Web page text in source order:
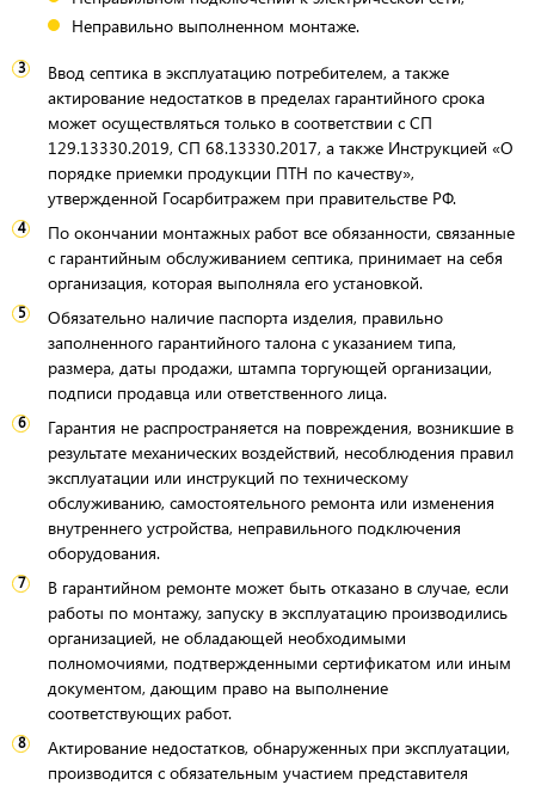
Неправильно выполненном монтаже.
Ввод септика в эксплуатацию потребителем, а также
актирование недостатков в пределах гарантийного срока
может осуществляться только в соответствии с СП
129.13330.2019, СП 68.13330.2017, а также Инструкцией «О
порядке приемки продукции ПТН по качеству»,
утвержденной Госарбитражем при правительстве РФ.
По окончании монтажных работ все обязанности, связанные
с гарантийным обслуживанием септика, принимает на себя
организация, которая выполняла его установкой.
Обязательно наличие паспорта изделия, правильно
заполненного гарантийного талона с указанием типа,
размера, даты продажи, штампа торгующей организации,
подписи продавца или ответственного лица.
Гарантия не распространяется на повреждения, возникшие в
результате механических воздействий, несоблюдения правил
эксплуатации или инструкций по техническому
обслуживанию, самостоятельного ремонта или изменения
внутреннего устройства, неправильного подключения
оборудования.
В гарантийном ремонте может быть отказано в случае, если
работы по монтажу, запуску в эксплуатацию производились
организацией, не обладающей необходимыми
полномочиями, подтвержденными сертификатом или иным
документом, дающим право на выполнение
соответствующих работ.
Актирование недостатков, обнаруженных при эксплуатации,
производится с обязательным участием представителя